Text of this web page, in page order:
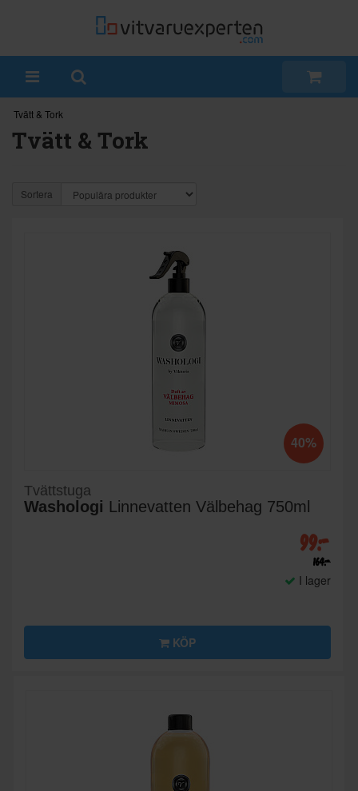
Tvätt & Tork
Tvätt & Tork
Sortera
40%
Tvättstuga
Washologi Linnevatten Välbehag 750ml
99:-
164:-
I lager
KÖP